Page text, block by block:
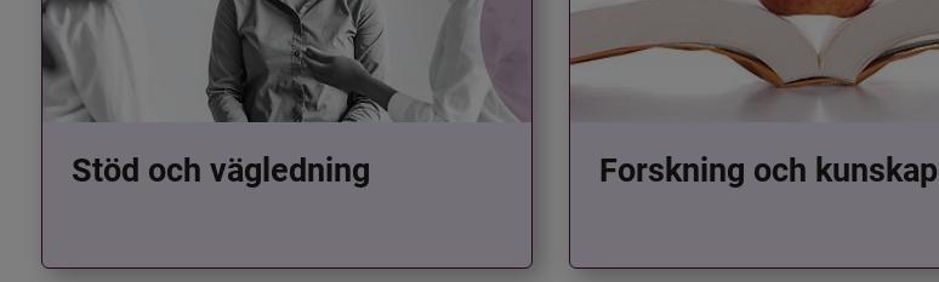
Stöd och vägledning Forskning och kunskap